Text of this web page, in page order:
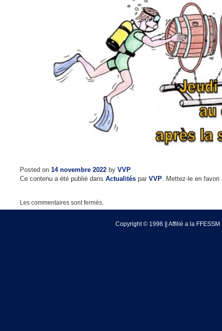
Posted on 14 novembre 2022 by VVP
Ce contenu a été publié dans Actualités par VVP . Mettez-le en
Les commentaires sont fermés.
Copyright © 1996 || Affilié a la